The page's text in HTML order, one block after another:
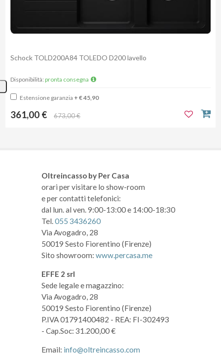
Schock TOLD200A84 TOLEDO D200 lavello
Disponibilità: pronta consegna
Estensione garanzia + € 45,90
361,00 € 673,00 €
Oltreincasso by Per Casa
orari per visitare lo show-room
e per contatti telefonici:
dal lun. al ven. 9:00-13:00 e 14:00-18:30
Tel.055 3436260
Via Avogadro, 28
50019 Sesto Fiorentino (Firenze)
Sito showroom: www.percasa.me
EFFE 2 srl
Sede legale e magazzino:
Via Avogadro, 28
50019 Sesto Fiorentino (Firenze)
P.IVA 01791400482 - REA: FI-302493
- Cap.Soc: 31.200,00 €
Email: info@oltreincasso.com